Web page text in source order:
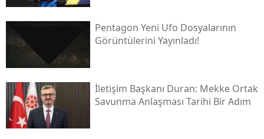
Pentagon Yeni Ufo Dosyalarının
Görüntülerini Yayınladı!
İletişim Başkanı Duran: Mekke Ortak
Savunma Anlaşması Tarihi Bir Adım